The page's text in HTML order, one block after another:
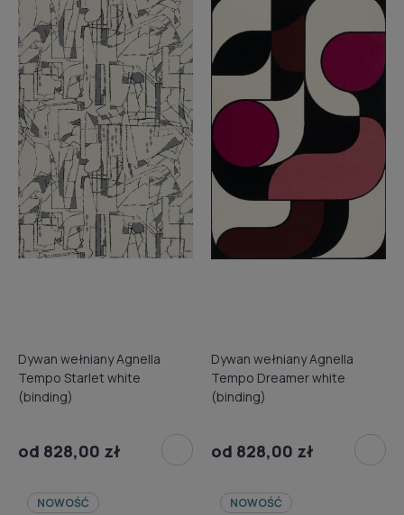
Dywan wełniany Agnella
Tempo Starlet white
(binding)
od 828,00 zł
Dywan wełniany Agnella
Tempo Dreamer white
(binding)
od 828,00 zł
NOWOŚĆ NOWOŚĆ